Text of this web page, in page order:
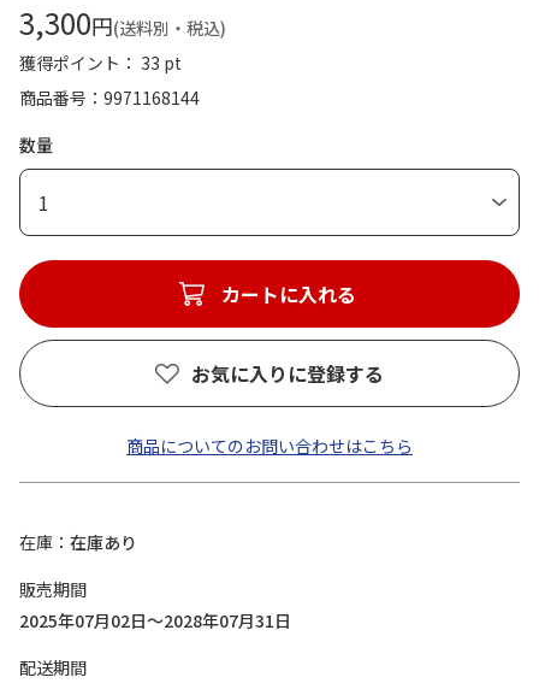
3,300円(送料別・税込)
獲得ポイント： 33 pt
商品番号
9971168144
数量
1
カートに入れる
お気に入りに登録する
商品についてのお問い合わせはこちら
在庫
在庫あり
販売期間
2025年07月02日～2028年07月31日
配送期間